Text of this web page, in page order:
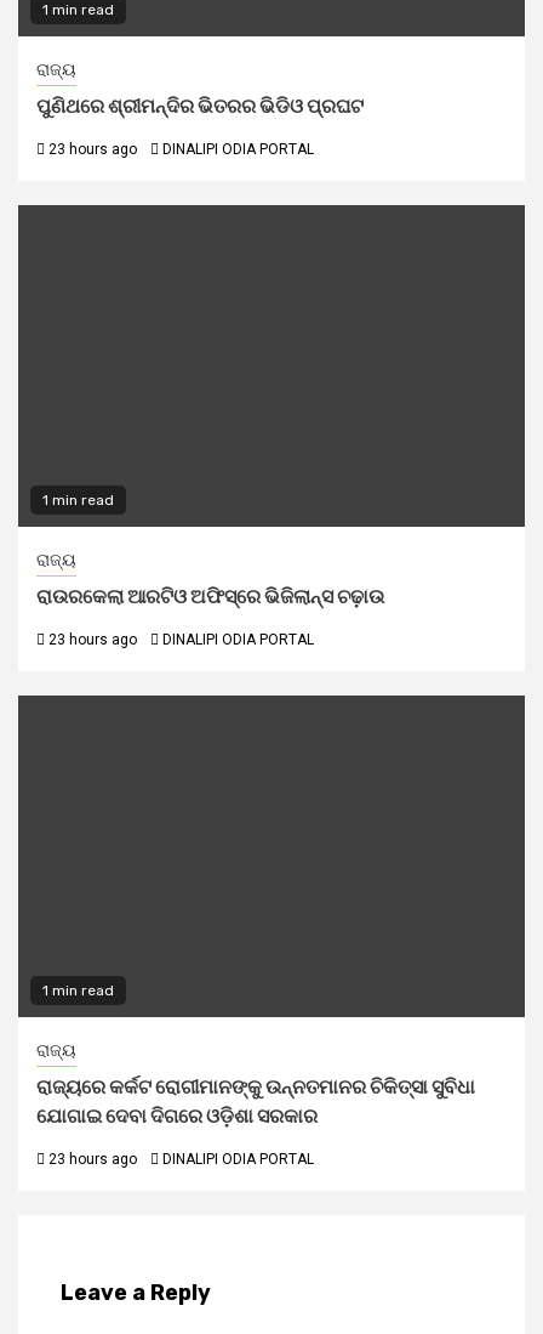
1 min read
ରାଜ୍ୟ
ପୁଣିଥରେ ଶ୍ରୀମନ୍ଦିର ଭିତରର ଭିଡିଓ ପ୍ରଘଟ
23 hours ago DINALIPI ODIA PORTAL
1 min read
ରାଜ୍ୟ
ରାଉରକେଲା ଆରଟିଓ ଅଫିସ୍‌ରେ ଭିଜିଲାନ୍ସ ଚଢ଼ାଉ
23 hours ago DINALIPI ODIA PORTAL
1 min read
ରାଜ୍ୟ
ରାଜ୍ୟରେ କର୍କଟ ରୋଗୀମାନଙ୍କୁ ଉନ୍ନତମାନର ଚିକିତ୍ସା ସୁବିଧା
ଯୋଗାଇ ଦେବା ଦିଗରେ ଓଡ଼ିଶା ସରକାର
23 hours ago DINALIPI ODIA PORTAL
Leave a Reply